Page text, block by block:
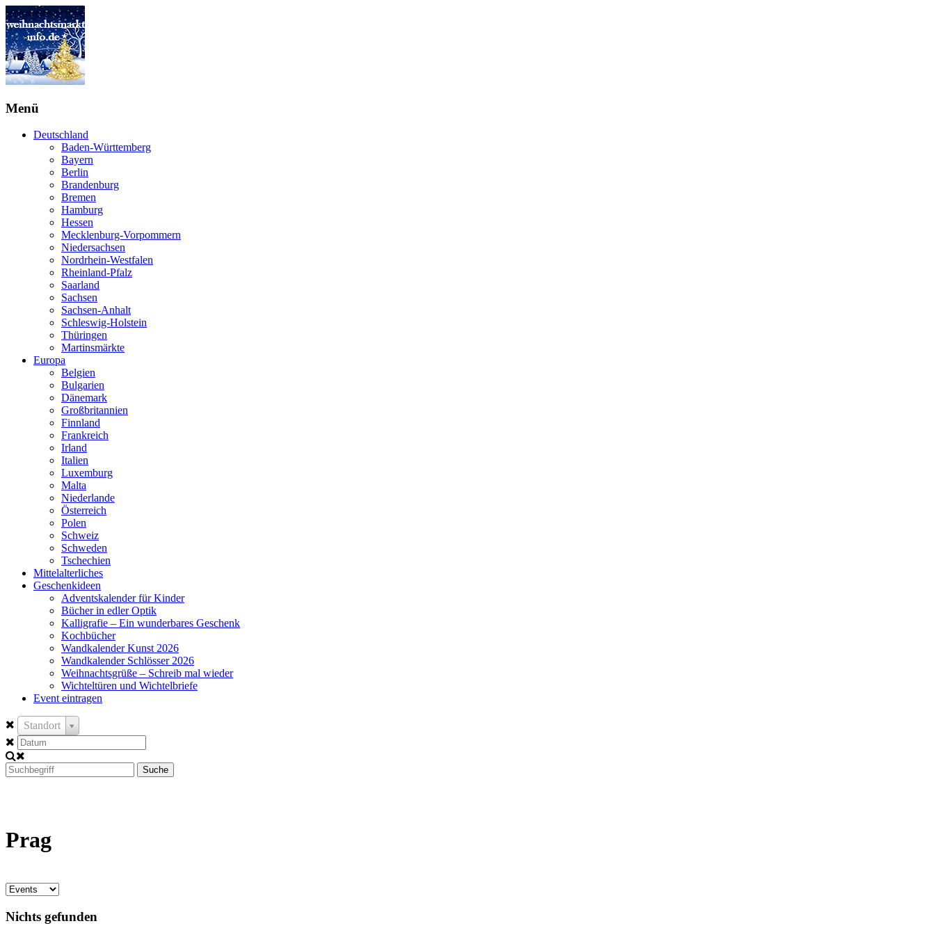
Menü
Deutschland
Baden-Württemberg
Bayern
Berlin
Brandenburg
Bremen
Hamburg
Hessen
Mecklenburg-Vorpommern
Niedersachsen
Nordrhein-Westfalen
Rheinland-Pfalz
Saarland
Sachsen
Sachsen-Anhalt
Schleswig-Holstein
Thüringen
Martinsmärkte
Europa
Belgien
Bulgarien
Dänemark
Großbritannien
Finnland
Frankreich
Irland
Italien
Luxemburg
Malta
Niederlande
Österreich
Polen
Schweiz
Schweden
Tschechien
Mittelalterliches
Geschenkideen
Adventskalender für Kinder
Bücher in edler Optik
Kalligrafie – Ein wunderbares Geschenk
Kochbücher
Wandkalender Kunst 2026
Wandkalender Schlösser 2026
Weihnachtsgrüße – Schreib mal wieder
Wichteltüren und Wichtelbriefe
Event eintragen
Standort
Suche
Prag
Nichts gefunden